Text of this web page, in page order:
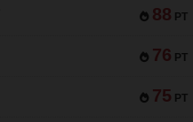
88 PT
76 PT
75 PT